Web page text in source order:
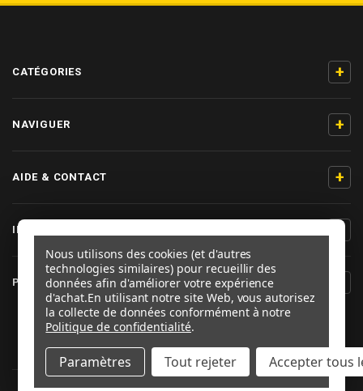
CATÉGORIES +
NAVIGUER +
AIDE & CONTACT +
INFORMATIONS PRODUIT
PRO-BOLT FRANCE
SUIVEZ-NOUS
Nous utilisons des cookies (et d'autres
technologies similaires) pour recueillir des
données afin d'améliorer votre expérience
d'achat.En utilisant notre site Web, vous autorisez
la collecte de données conformément à notre
Politique de confidentialité.
Paramètres Tout rejeter Accepter tous